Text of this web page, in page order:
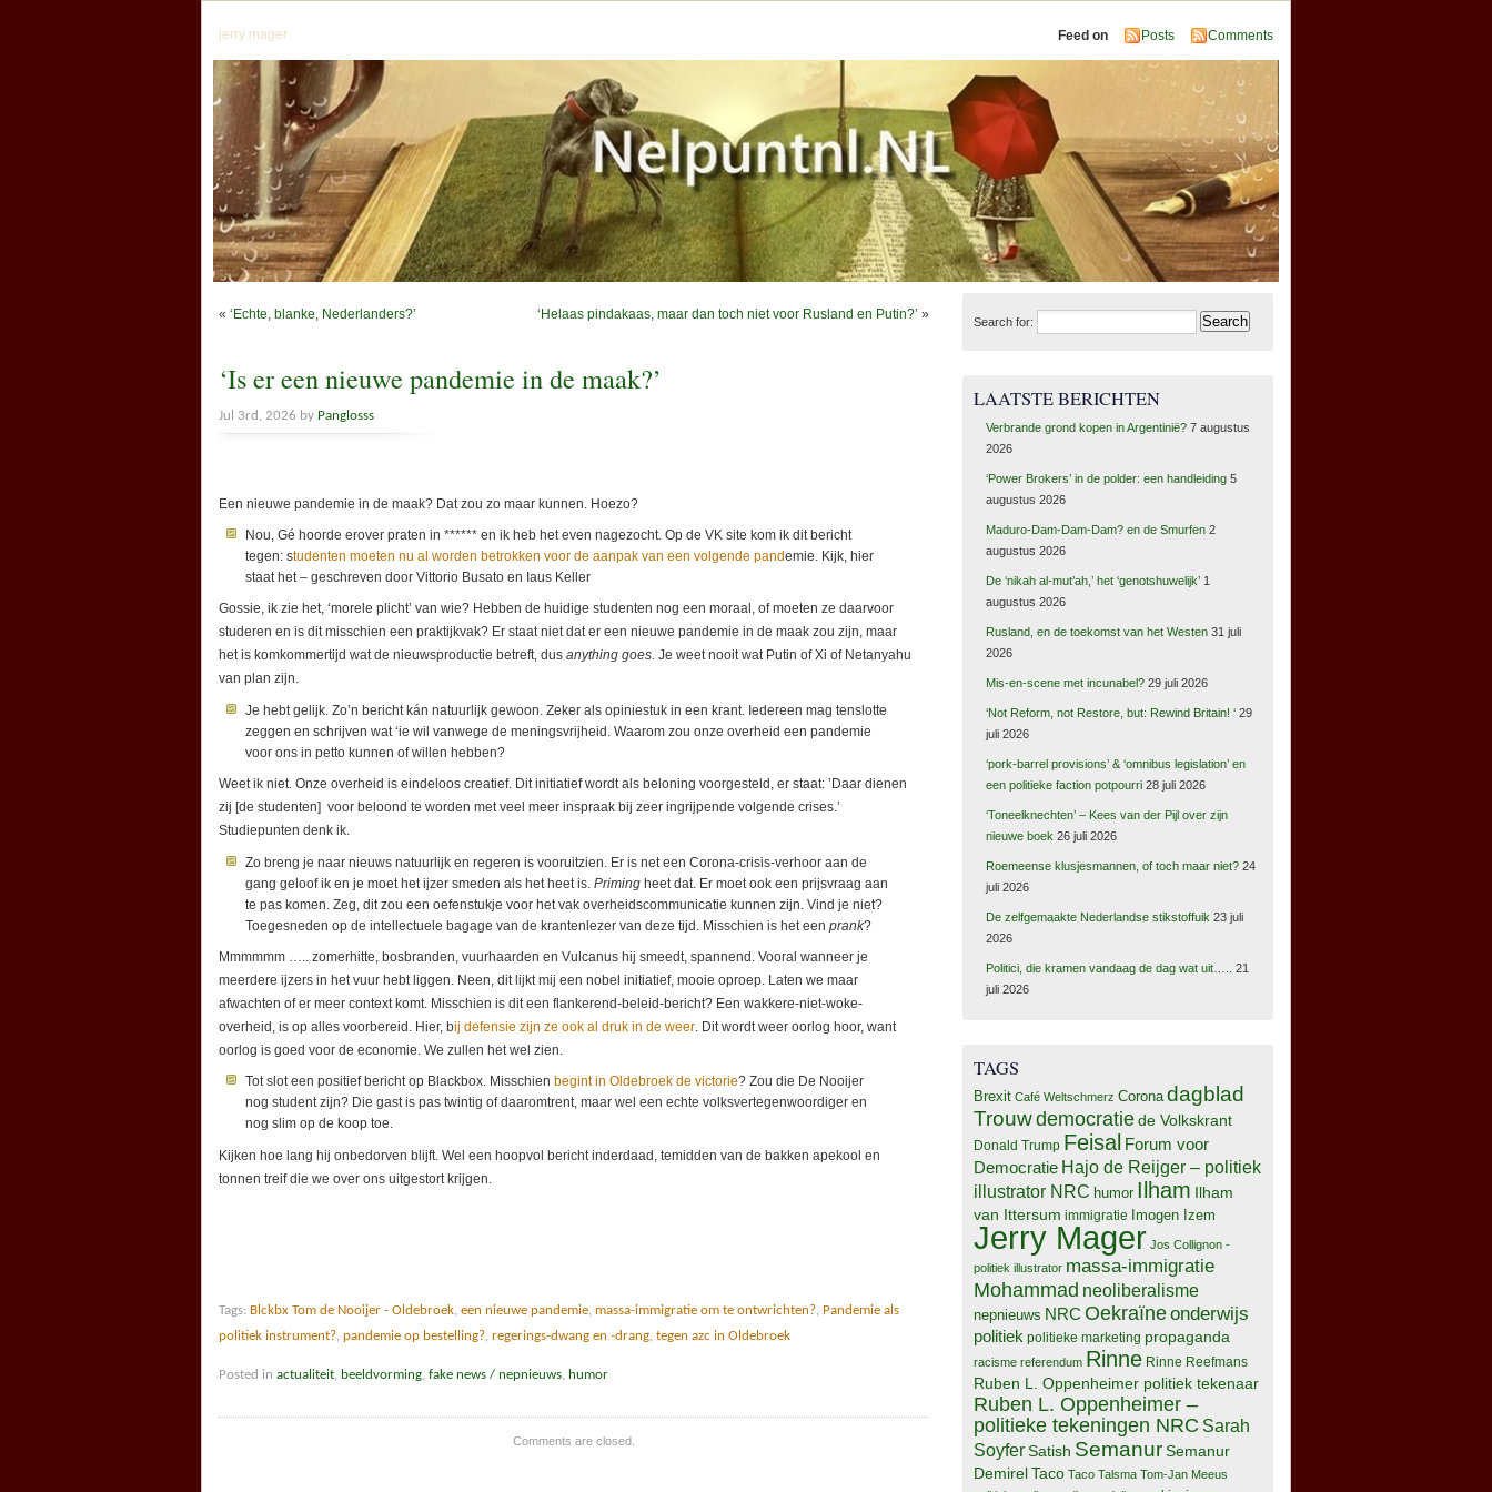
jerry mager Feed on Posts Comments
« ‘Echte, blanke, Nederlanders?’ ‘Helaas pindakaas, maar dan toch niet voor Rusland en Putin?’ »
‘Is er een nieuwe pandemie in de maak?’
Jul 3rd, 2026 by Panglosss
Een nieuwe pandemie in de maak? Dat zou zo maar kunnen. Hoezo?
Nou, Gé hoorde erover praten in ****** en ik heb het even nagezocht. Op de VK site kom ik dit bericht
tegen: studenten moeten nu al worden betrokken voor de aanpak van een volgende pandemie. Kijk, hier
staat het – geschreven door Vittorio Busato en Iaus Keller
Gossie, ik zie het, ‘morele plicht’ van wie? Hebben de huidige studenten nog een moraal, of moeten ze daarvoor
studeren en is dit misschien een praktijkvak? Er staat niet dat er een nieuwe pandemie in de maak zou zijn, maar
het is komkommertijd wat de nieuwsproductie betreft, dus anything goes. Je weet nooit wat Putin of Xi of Netanyahu
van plan zijn.
Je hebt gelijk. Zo’n bericht kán natuurlijk gewoon. Zeker als opiniestuk in een krant. Iedereen mag tenslotte
zeggen en schrijven wat ‘ie wil vanwege de meningsvrijheid. Waarom zou onze overheid een pandemie
voor ons in petto kunnen of willen hebben?
Weet ik niet. Onze overheid is eindeloos creatief. Dit initiatief wordt als beloning voorgesteld, er staat: ’Daar dienen
zij [de studenten] voor beloond te worden met veel meer inspraak bij zeer ingrijpende volgende crises.’
Studiepunten denk ik.
Zo breng je naar nieuws natuurlijk en regeren is vooruitzien. Er is net een Corona-crisis-verhoor aan de
gang geloof ik en je moet het ijzer smeden als het heet is. Priming heet dat. Er moet ook een prijsvraag aan
te pas komen. Zeg, dit zou een oefenstukje voor het vak overheidscommunicatie kunnen zijn. Vind je niet?
Toegesneden op de intellectuele bagage van de krantenlezer van deze tijd. Misschien is het een prank?
Mmmmmm ….. zomerhitte, bosbranden, vuurhaarden en Vulcanus hij smeedt, spannend. Vooral wanneer je
meerdere ijzers in het vuur hebt liggen. Neen, dit lijkt mij een nobel initiatief, mooie oproep. Laten we maar
afwachten of er meer context komt. Misschien is dit een flankerend-beleid-bericht? Een wakkere-niet-woke-
overheid, is op alles voorbereid. Hier, bij defensie zijn ze ook al druk in de weer. Dit wordt weer oorlog hoor, want
oorlog is goed voor de economie. We zullen het wel zien.
Tot slot een positief bericht op Blackbox. Misschien begint in Oldebroek de victorie? Zou die De Nooijer
nog student zijn? Die gast is pas twintig of daaromtrent, maar wel een echte volksvertegenwoordiger en
nog slim op de koop toe.
Kijken hoe lang hij onbedorven blijft. Wel een hoopvol bericht inderdaad, temidden van de bakken apekool en
tonnen treif die we over ons uitgestort krijgen.
Tags: Blckbx Tom de Nooijer - Oldebroek, een nieuwe pandemie, massa-immigratie om te ontwrichten?, Pandemie als
politiek instrument?, pandemie op bestelling?, regerings-dwang en -drang, tegen azc in Oldebroek
Posted in actualiteit, beeldvorming, fake news / nepnieuws, humor
Comments are closed.
Search for:
LAATSTE BERICHTEN
Verbrande grond kopen in Argentinië? 7 augustus
2026
‘Power Brokers’ in de polder: een handleiding 5
augustus 2026
Maduro-Dam-Dam-Dam? en de Smurfen 2
augustus 2026
De ‘nikah al-mut’ah,’ het ‘genotshuwelijk’ 1
augustus 2026
Rusland, en de toekomst van het Westen 31 juli
2026
Mis-en-scene met incunabel? 29 juli 2026
‘Not Reform, not Restore, but: Rewind Britain! ‘ 29
juli 2026
‘pork-barrel provisions’ & ‘omnibus legislation’ en
een politieke faction potpourri 28 juli 2026
‘Toneelknechten’ – Kees van der Pijl over zijn
nieuwe boek 26 juli 2026
Roemeense klusjesmannen, of toch maar niet? 24
juli 2026
De zelfgemaakte Nederlandse stikstoffuik 23 juli
2026
Politici, die kramen vandaag de dag wat uit…..
21
juli 2026
TAGS
Brexit Café Weltschmerz Corona dagblad
Trouwdemocratiede Volkskrant
Donald Trump Feisal Forum voor
Democratie Hajo de Reijger – politiek
illustrator NRC humor Ilham Ilham
van Ittersum immigratie Imogen Izem
Jerry Mager Jos Collignon -
politiek illustrator massa-immigratie
Mohammad neoliberalisme
nepnieuws NRC Oekraïneonderwijs
politiek politieke marketing propaganda
racisme referendum Rinne Rinne Reefmans
Ruben L. Oppenheimer politiek tekenaar
Ruben L. Oppenheimer –
politieke tekeningen NRC Sarah
Soyfer Satish SemanurSemanur
DemirelTaco Taco Talsma Tom-Jan Meeus